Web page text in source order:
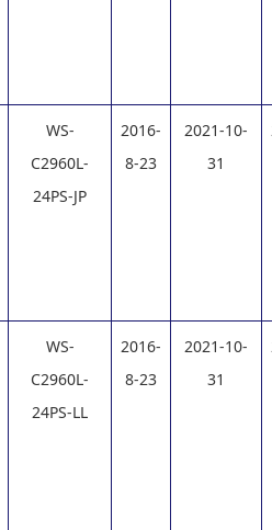
WS-
C2960L-
24PS-JP
2016-
8-23
2021-10-
31
WS-
C2960L-
24PS-LL
2016-
8-23
2021-10-
31